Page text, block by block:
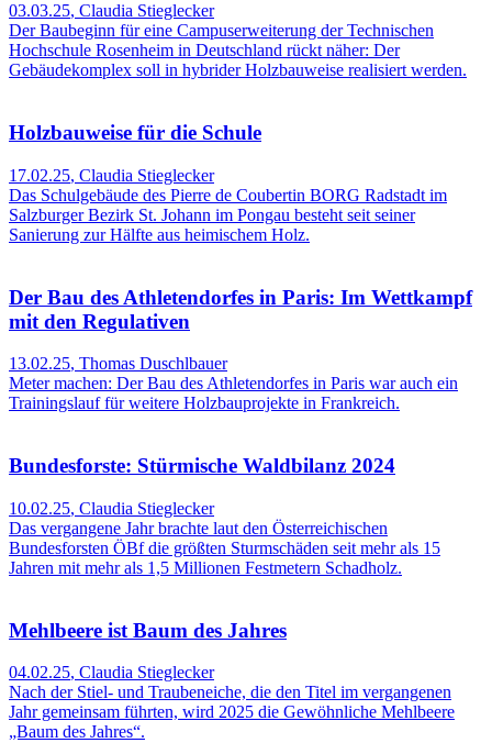
03.03.25, Claudia Stieglecker
Der Baubeginn für eine Campuserweiterung der Technischen
Hochschule Rosenheim in Deutschland rückt näher: Der
Gebäudekomplex soll in hybrider Holzbauweise realisiert werden.
Holzbauweise für die Schule
17.02.25, Claudia Stieglecker
Das Schulgebäude des Pierre de Coubertin BORG Radstadt im
Salzburger Bezirk St. Johann im Pongau besteht seit seiner
Sanierung zur Hälfte aus heimischem Holz.
Der Bau des Athletendorfes in Paris: Im Wettkampf
mit den Regulativen
13.02.25, Thomas Duschlbauer
Meter machen: Der Bau des Athletendorfes in Paris war auch ein
Trainingslauf für weitere Holzbauprojekte in Frankreich.
Bundesforste: Stürmische Waldbilanz 2024
10.02.25, Claudia Stieglecker
Das vergangene Jahr brachte laut den Österreichischen
Bundesforsten ÖBf die größten Sturmschäden seit mehr als 15
Jahren mit mehr als 1,5 Millionen Festmetern Schadholz.
Mehlbeere ist Baum des Jahres
04.02.25, Claudia Stieglecker
Nach der Stiel- und Traubeneiche, die den Titel im vergangenen
Jahr gemeinsam führten, wird 2025 die Gewöhnliche Mehlbeere
„Baum des Jahres“.